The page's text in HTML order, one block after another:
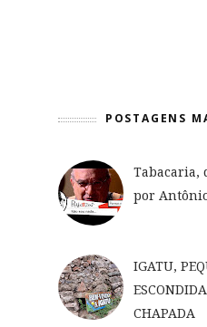
POSTAGENS
Tabacaria,
por
IGATU,
CHAPADA